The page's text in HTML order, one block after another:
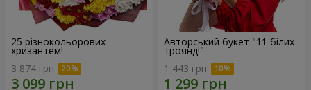
25 різнокольорових
хризантем!
3 874 грн
Авторський букет "11 білих
троянд!"
1 443 грн